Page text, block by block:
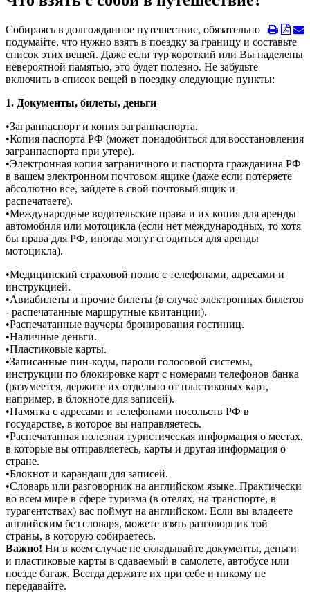
Собираясь в долгожданное путешествие, обязательно
подумайте, что нужно взять в поездку за границу и составьте
список этих вещей. Даже если тур короткий или Вы наделены
невероятной памятью, это будет полезно. Не забудьте
включить в список вещей в поездку следующие пункты:
1. Документы, билеты, деньги
•Загранпаспорт и копия загранпаспорта.
•Копия паспорта РФ (может понадобиться для восстановления
загранпаспорта при утере).
•Электронная копия заграничного и паспорта гражданина РФ
в вашем электронном почтовом ящике (даже если потеряете
абсолютно все, зайдете в свой почтовый ящик и
распечатаете).
•Международные водительские права и их копия для аренды
автомобиля или мотоцикла (если нет международных, то хотя
бы права для РФ, иногда могут сгодиться для аренды
мотоцикла).
•Медицинский страховой полис с телефонами, адресами и
инструкцией.
•Авиабилеты и прочие билеты (в случае электронных билетов
- распечатанные маршрутные квитанции).
•Распечатанные ваучеры бронирования гостиниц.
•Наличные деньги.
•Пластиковые карты.
•Записанные пин-коды, пароли голосовой системы,
инструкции по блокировке карт с номерами телефонов банка
(разумеется, держите их отдельно от пластиковых карт,
например, в блокноте для записей).
•Памятка с адресами и телефонами посольств РФ в
государстве, в которое вы направляетесь.
•Распечатанная полезная туристическая информация о местах,
в которые вы отправляетесь, карты и другая информация о
стране.
•Блокнот и карандаш для записей.
•Словарь или разговорник на английском языке. Практически
во всем мире в сфере туризма (в отелях, на транспорте, в
турагентствах) вас поймут на английском. Если вы владеете
английским без словаря, можете взять разговорник той
страны, в которую собираетесь.
Важно! Ни в коем случае не складывайте документы, деньги
и пластиковые карты в сдаваемый в самолете, автобусе или
поезде багаж. Всегда держите их при себе и никому не
передавайте.